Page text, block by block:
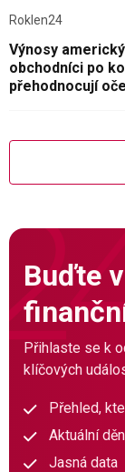
Roklen24
Výnosy
obchodníci po
přehodnocují
Buďte
Přihlaste se k
klíčových
Přehled,
Aktuální
Jasná data